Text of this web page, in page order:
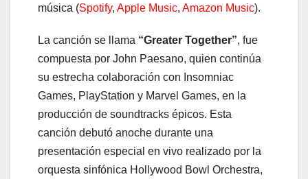
música (Spotify, Apple Music, Amazon Music).
La canción se llama “Greater Together”, fue
compuesta por John Paesano, quien continúa
su estrecha colaboración con Insomniac
Games, PlayStation y Marvel Games, en la
producción de soundtracks épicos. Esta
canción debutó anoche durante una
presentación especial en vivo realizado por la
orquesta sinfónica Hollywood Bowl Orchestra,